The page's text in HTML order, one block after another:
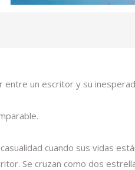
entre un escritor y su
cuando sus vidas
Se cruzan como dos